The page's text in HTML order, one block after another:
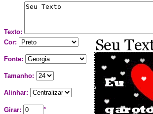
Texto:
Cor:
Fonte:
Tamanho:
Alinhar:
Girar: °